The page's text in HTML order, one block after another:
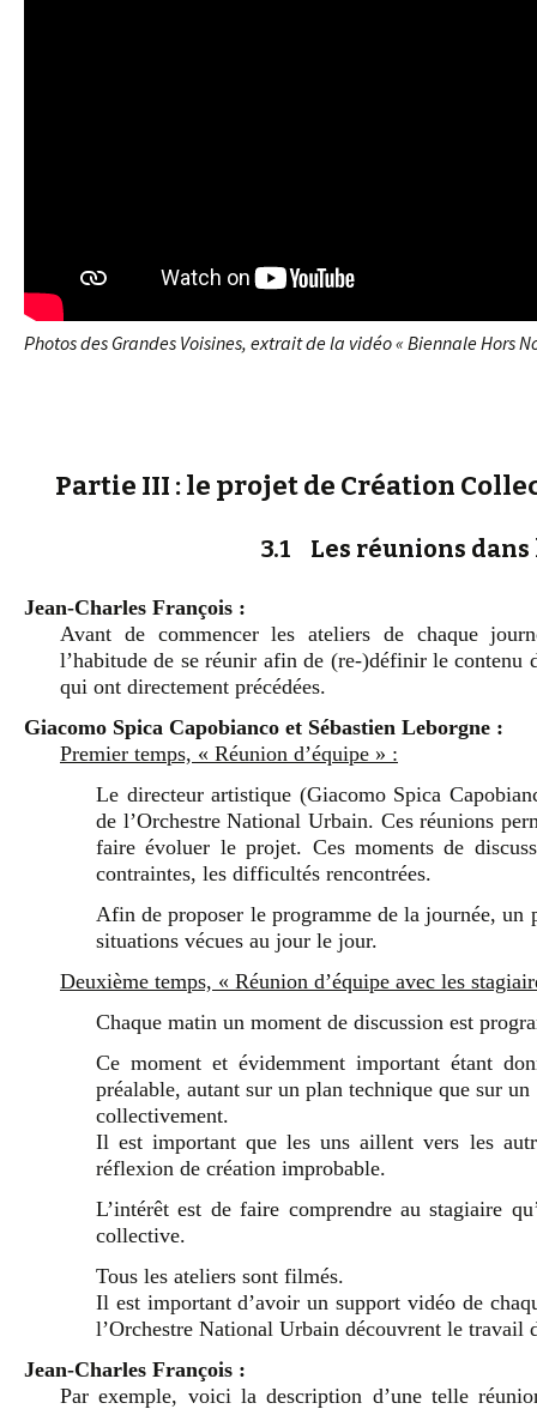
Photos des Grandes Voisines, extrait de la vidéo « Biennale Hors
Partie III : le projet de Création
3.1 Les réunions
Jean-Charles François :
Avant de commencer les ateliers de chaque
l’habitude de se réunir afin de (re-)définir le contenu
qui ont directement précédées.
Giacomo Spica Capobianco et Sébastien Leborgne :
Premier temps, « Réunion d’équipe » :
Le directeur artistique (Giacomo Spica
de l’Orchestre National Urbain. Ces réunions
faire évoluer le projet. Ces moments de
contraintes, les difficultés rencontrées.
Afin de proposer le programme de la journée, un
situations vécues au jour le jour.
Deuxième temps, « Réunion d’équipe avec les
Chaque matin un moment de discussion est
Ce moment et évidemment important étant
préalable, autant sur un plan technique que sur
collectivement.
Il est important que les uns aillent vers les
réflexion de création improbable.
L’intérêt est de faire comprendre au stagiaire
collective.
Tous les ateliers sont filmés.
Il est important d’avoir un support vidéo de
l’Orchestre National Urbain découvrent le travail
Jean-Charles François :
Par exemple, voici la description d’une telle